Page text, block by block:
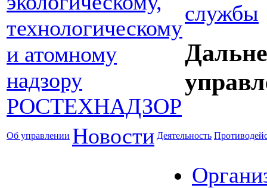
службы
Об управлении Новости Деятельность